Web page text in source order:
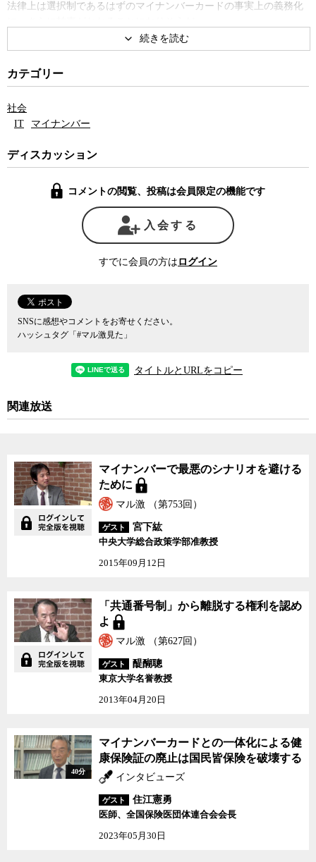
法律上は選択制であるはずのマイナンバーカードの事実上の義務化
それにしても、今このタイミングでマイナンバーの機能を拡大す
る改正マイナンバー法を通すというのは、どういう了見なのだろう
か。このタイミングというのは、マイナンバーカードをめぐるトラ
まで明らかになっているだけでも、マイナ保険証の医療情報の誤登
録が7,312件、コンビニでの証明書の誤発行が16件、公金受取口座の
情報の漏洩が相次いで起こっている。他人に自分の戸籍や住民票を
って医療機関で保険への加入が確認できなければ、その患者は全額
自費負担となるなど、影響は深刻だ。
法案に反対した立憲民主党
参院議員は、一連のトラブ
ルはマイナンバーカードの構造的な問題を反映しているものであ
り、保険証との一体化は中止すべきだとマイナンバーカードを管轄
こまで明らかになったトラブルはあくまで人為的なミスによるもの
で、マイナンバー制度そのものの問題ではないとして、杉尾氏の批
判を一蹴している。しかし、本当にそうだろうか。
ここでいう「構造的な問題」というのは必ずしも技術的な問題だ
けを指しているわけではない。2013年のマイナンバー法制定時から
本的な問題があり、それを放置したまま制度化をごり押ししても、
つまり個々人の自由となっている。しかし、住基ネットで失敗した
苦い経験を持つ政府は、今度ばかりはメンツにかけてもマイナンバ
ーカードの普及を進めたい。そこで、マイナポイントだの補助金だ
のとあの手この手を使って国民にマイナンバーカードを無理矢理取
得させようとしてきた。そして、ついに健康保険証と一体化させ、
を染めてしまった。あくまで申請主義に基づいて発行されるマイナ
で、今後様々な矛盾やトラブルが発生することは避けられそうにな
い。
清水氏は、マイナンバーカードを持つか持たないかは個々人の自
由意思に基づくことなので、クレジットカードと同じように、持つ
か持たないかを自由に選択できるようにしておかなければならない
れほどメリットはない、あるいはデメリットが大きいと思う人は持
う選択肢を与えられている必要がある。クレジットカードならそう
だ。
銀行口座のみならず、 戸籍 や 医療情報
ンバーカードを持つリスクが大きいと考える人には、持たないとい
う選択肢が用意されていなければならない。しかし、健康保険証と
一体化した上で、保険証の方は来年には廃止されるということにな
カテゴリー
社会
IT
マイナンバー
ディスカッション
コメントの閲覧、投稿は会員限定の機能です
入会する
すでに会員の方は ログイン
SNSに感想やコメントをお寄せください。
ハッシュタグ「#マル激見た」
タイトルとURLをコピー
関連放送
マイナンバーで最悪のシナリオを避ける
ために
マル激 （第753回）
ゲスト
宮下紘
中央大学総合政策学部准教授
2015年09月12日
「共通番号制」から離脱
する権利を認めよ
「共通番号制」から離脱する権利を認め
よ
マル激 （第627回）
ゲスト
醍醐聰
東京大学名誉教授
2013年04月20日
40分
マイナンバーカードとの一体化による健
康保険証の廃止は国民皆保険を破壊する
インタビューズ
ゲスト
住江憲勇
医師、全国保険医団体連合会会長
2023年05月30日